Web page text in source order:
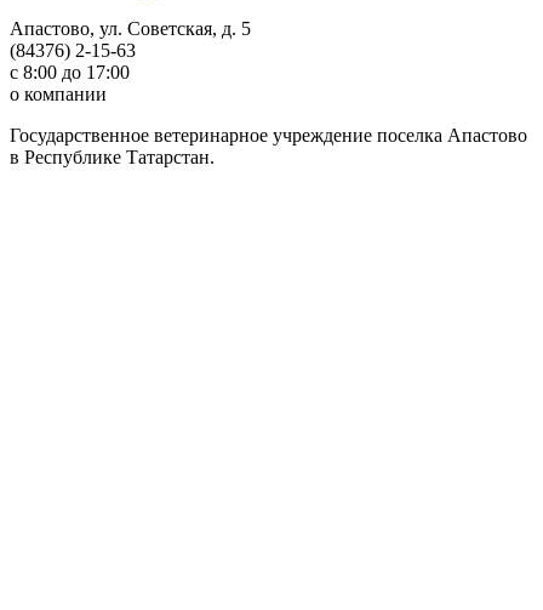
Апастово, ул. Советская, д. 5
(84376) 2-15-63
с 8:00 до 17:00
о компании
Государственное ветеринарное учреждение поселка Апастово
в Республике Татарстан.